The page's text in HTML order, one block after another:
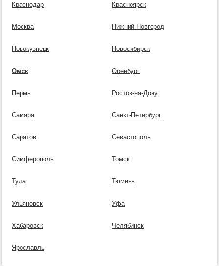
Краснодар Красноярск
Москва Нижний Новгород
Новокузнецк Новосибирск
Омск Оренбург
Пермь Ростов-на-Дону
Самара Санкт-Петербург
Саратов Севастополь
Симферополь Томск
Тула Тюмень
Ульяновск Уфа
Хабаровск Челябинск
Ярославль